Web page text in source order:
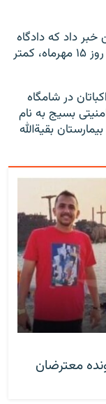
داد که دادگاه
معترضان شهرک اکباتان در تهران قرار است روز ۱۵ مهرماه، کمتر
در شامگاه
بسیج به نام
بقیةالله
معترضان